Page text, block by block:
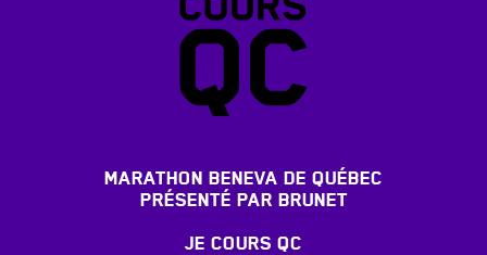
MARATHON BENEVA DE QUÉBEC
PRÉSENTÉ PAR BRUNET
JE COURS QC